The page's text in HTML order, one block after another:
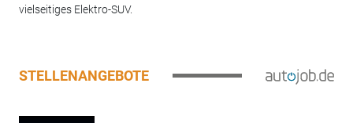
vielseitiges Elektro-SUV.
STELLENANGEBOTE